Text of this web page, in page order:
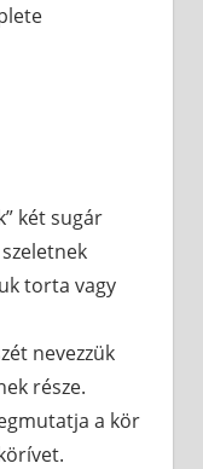
két sugár
torta vagy
nevezzük
része.
a kör